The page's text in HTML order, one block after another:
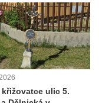
křižovatce ulic 5.